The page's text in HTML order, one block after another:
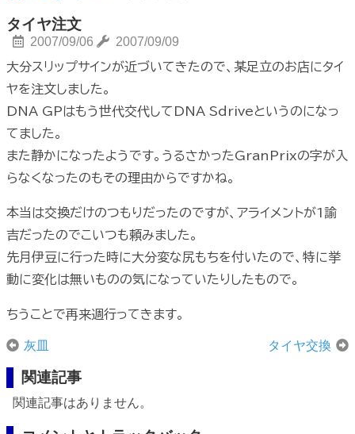
タイヤ注文
2007/09/06 2007/09/09
大分スリップサインが近づいてきたので、某足立のお店にタイ
ヤを注文しました。
DNA GPはもう世代交代してDNA Sdriveというのになっ
てました。
また静かになったようです。うるさかったGranPrixの字が入
らなくなったのもその理由からですかね。
本当は交換だけのつもりだったのですが、アライメントが1諭
吉だったのでこいつも頼みました。
先月伊豆に行った時に大分変な尻もちを付いたので、特に挙
動に変化は無いものの気になっていたりしたもので。
ちうことで再来週行ってきます。
灰皿 タイヤ交換
関連記事
関連記事はありません。